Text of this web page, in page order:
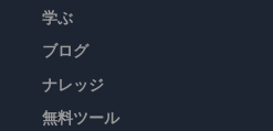
学ぶ
ブログ
ナレッジ
無料ツール